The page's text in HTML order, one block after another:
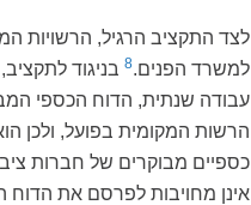
לצד התקציב הרגיל, הרשויות
למשרד הפנים.8 בניגוד
עבודה שנתית, הדוח הכספי
הרשות המקומית בפועל, ולכן
כספיים מבוקרים של חברות